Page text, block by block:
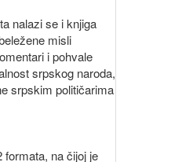
nalazi se i knjiga
misli
i pohvale
srpskog naroda,
srpskim političarima
formata, na čijoj je